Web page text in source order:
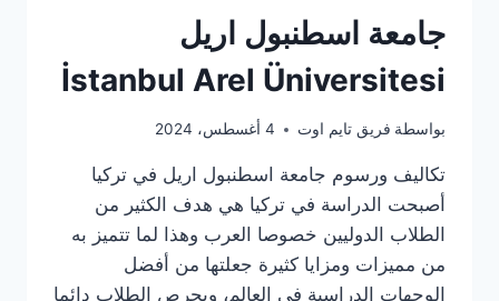
جامعة اسطنبول اريل
İstanbul Arel Üniversitesi
بواسطة فريق تايم اوت 4 أغسطس، 2024
تكاليف ورسوم جامعة اسطنبول اريل في تركيا
أصبحت الدراسة في تركيا هي هدف الكثير من
الطلاب الدوليين خصوصا العرب وهذا لما تتميز به
من مميزات ومزايا كثيرة جعلتها من أفضل
الوجهات الدراسية في العالم، ويحرص الطلاب دائما